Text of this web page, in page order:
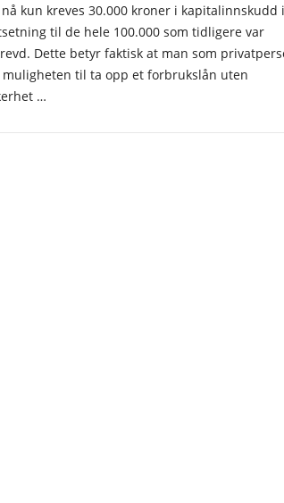
kun kreves 30.000 kroner i kapitalinnskudd i
til de hele 100.000 som tidligere var
Dette betyr faktisk at man som
muligheten til ta opp et forbrukslån uten
…